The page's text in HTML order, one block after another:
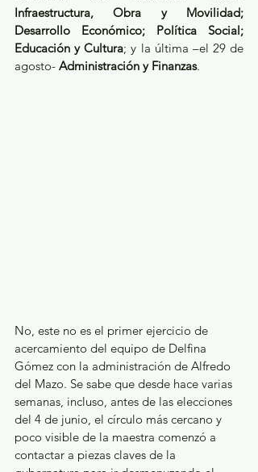
Infraestructura, Obra y Movilidad;
Desarrollo Económico; Política Social;
Educación y Cultura; y la última –el 29 de
agosto- Administración y Finanzas.
No, este no es el primer ejercicio de
acercamiento del equipo de Delfina
Gómez con la administración de Alfredo
del Mazo. Se sabe que desde hace varias
semanas, incluso, antes de las elecciones
del 4 de junio, el círculo más cercano y
poco visible de la maestra comenzó a
contactar a piezas claves de la